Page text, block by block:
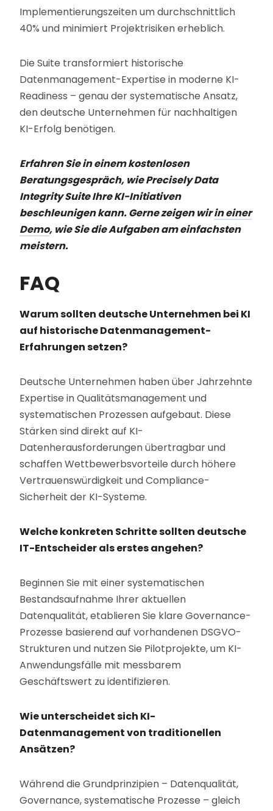
Implementierungszeiten um durchschnittlich
40% und minimiert Projektrisiken erheblich.
Die Suite transformiert historische
Datenmanagement-Expertise in moderne KI-
Readiness – genau der systematische Ansatz,
den deutsche Unternehmen für nachhaltigen
KI-Erfolg benötigen.
Erfahren Sie in einem kostenlosen
Beratungsgespräch, wie Precisely Data
Integrity Suite Ihre KI-Initiativen
beschleunigen kann. Gerne zeigen wirin einer
Demo, wie Sie die Aufgaben am einfachsten
meistern.
FAQ
Warum sollten deutsche Unternehmen bei KI
auf historische Datenmanagement-
Erfahrungen setzen?
Deutsche Unternehmen haben über Jahrzehnte
Expertise in Qualitätsmanagement und
systematischen Prozessen aufgebaut. Diese
Stärken sind direkt auf KI-
Datenherausforderungen übertragbar und
schaffen Wettbewerbsvorteile durch höhere
Vertrauenswürdigkeit und Compliance-
Sicherheit der KI-Systeme.
Welche konkreten Schritte sollten deutsche
IT-Entscheider als erstes angehen?
Beginnen Sie mit einer systematischen
Bestandsaufnahme Ihrer aktuellen
Datenqualität, etablieren Sie klare Governance-
Prozesse basierend auf vorhandenen DSGVO-
Strukturen und nutzen Sie Pilotprojekte, um KI-
Anwendungsfälle mit messbarem
Geschäftswert zu identifizieren.
Wie unterscheidet sich KI-
Datenmanagement von traditionellen
Ansätzen?
Während die Grundprinzipien – Datenqualität,
Governance, systematische Prozesse – gleich